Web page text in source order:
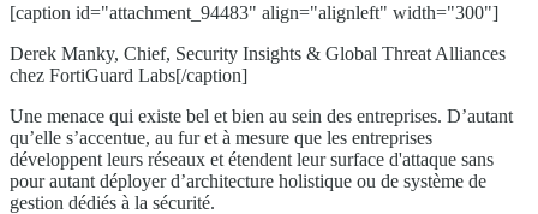
[caption id="attachment_94483" align="alignleft" width="300"]
Derek Manky, Chief, Security Insights & Global Threat Alliances
chez FortiGuard Labs[/caption]
Une menace qui existe bel et bien au sein des entreprises. D’autant
qu’elle s’accentue, au fur et à mesure que les entreprises
développent leurs réseaux et étendent leur surface d'attaque sans
pour autant déployer d’architecture holistique ou de système de
gestion dédiés à la sécurité.